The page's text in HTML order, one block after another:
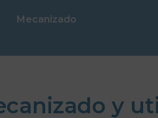
Mecanizado
y